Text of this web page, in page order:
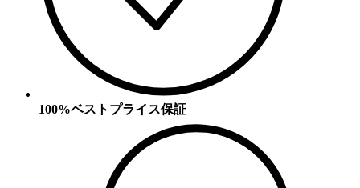
100%ベストプライス保証